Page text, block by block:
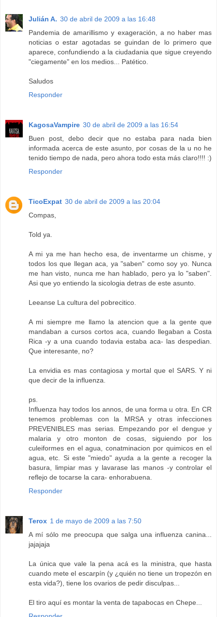
Julián A. 30 de abril de 2009 a las 16:48
Pandemia de amarillismo y exageración, a no haber mas
noticias o estar agotadas se guindan de lo primero que
aparece, confundiendo a la ciudadania que sigue creyendo
"ciegamente" en los medios... Patético.
Saludos
Responder
KagosaVampire 30 de abril de 2009 a las 16:54
Buen post, debo decir que no estaba para nada bien
informada acerca de este asunto, por cosas de la u no he
tenido tiempo de nada, pero ahora todo esta más claro!!!! :)
Responder
TicoExpat 30 de abril de 2009 a las 20:04
Compas,
Told ya.
A mi ya me han hecho esa, de inventarme un chisme, y
todos los que llegan aca, ya "saben" como soy yo. Nunca
me han visto, nunca me han hablado, pero ya lo "saben".
Asi que yo entiendo la sicologia detras de este asunto.
Leeanse La cultura del pobrecitico.
A mi siempre me llamo la atencion que a la gente que
mandaban a cursos cortos aca, cuando llegaban a Costa
Rica -y a una cuando todavia estaba aca- las despedian.
Que interesante, no?
La envidia es mas contagiosa y mortal que el SARS. Y ni
que decir de la influenza.
ps.
Influenza hay todos los annos, de una forma u otra. En CR
tenemos problemas con la MRSA y otras infecciones
PREVENIBLES mas serias. Empezando por el dengue y
malaria y otro monton de cosas, siguiendo por los
culeiformes en el agua, conatminacion por quimicos en el
agua, etc. Si este "miedo" ayuda a la gente a recoger la
basura, limpiar mas y lavarase las manos -y controlar el
reflejo de tocarse la cara- enhorabuena.
Responder
Terox 1 de mayo de 2009 a las 7:50
A mí sólo me preocupa que salga una influenza canina...
jajajaja
La única que vale la pena acá es la ministra, que hasta
cuando mete el escarpín (y ¿quién no tiene un tropezón en
esta vida?), tiene los ovarios de pedir disculpas...
El tiro aquí es montar la venta de tapabocas en Chepe...